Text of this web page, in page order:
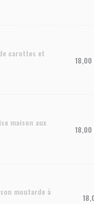
carottes et
18,00
maison aux
18,00
moutarde à